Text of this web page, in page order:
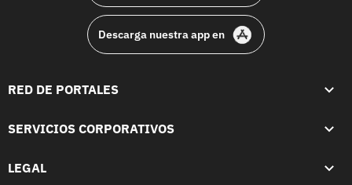
Descarga nuestra app en
RED DE PORTALES
SERVICIOS CORPORATIVOS
LEGAL